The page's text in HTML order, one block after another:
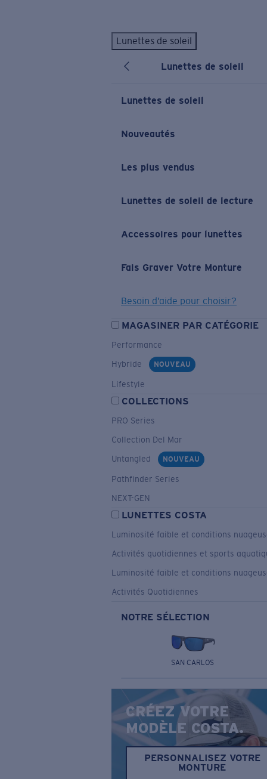
Lunettes de soleil
Lunettes de soleil
Lunettes de soleil
Nouveautés
Les plus vendus
Lunettes de soleil de lecture
Accessoires pour lunettes
Fais Graver Votre Monture
Besoin d’aide pour choisir?
MAGASINER PAR CATÉGORIE
Performance
Hybride
NOUVEAU
Lifestyle
COLLECTIONS
PRO Series
Collection Del Mar
Untangled
NOUVEAU
Pathfinder Series
NEXT-GEN
LUNETTES COSTA
Luminosité faible et conditions
Activités quotidiennes et sports
Luminosité faible et conditions
Activités Quotidiennes
NOTRE SÉLECTION
SAN CARLOS
CRÉEZ VOTRE
MODÈLE COSTA.
PERSONNALISEZ VOTRE
MONTURE
LES PLUS RECHERCHÉS
Lunettes de soleil personnalisées Nouveau